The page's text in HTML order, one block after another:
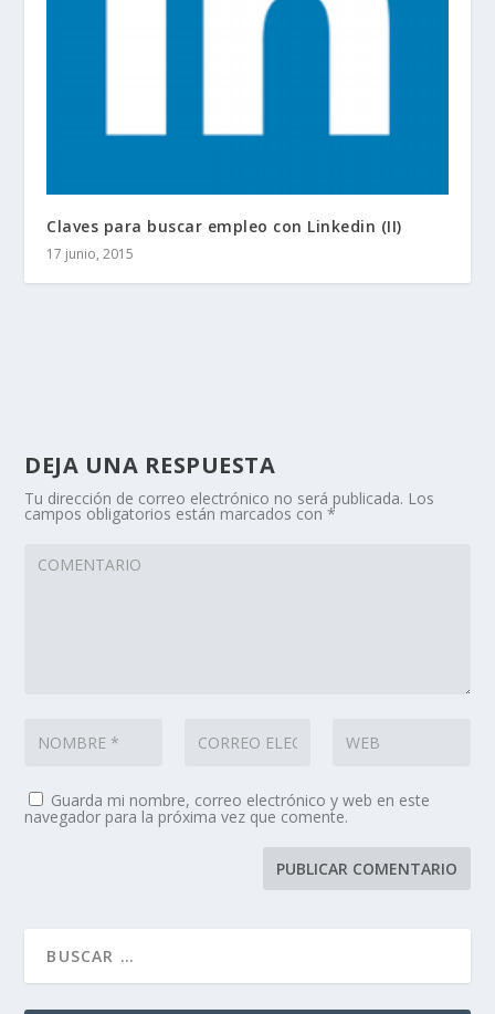
Claves para buscar empleo con Linkedin (II)
17 junio, 2015
DEJA UNA RESPUESTA
Tu dirección de correo electrónico no será publicada. Los
campos obligatorios están marcados con*
Guarda mi nombre, correo electrónico y web en este
navegador para la próxima vez que comente.